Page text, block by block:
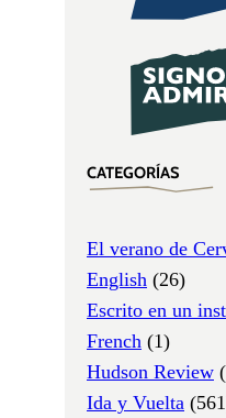
CATEGORÍAS
El verano de
English (26)
Escrito en un
French (1)
Hudson Review
Ida y Vuelta